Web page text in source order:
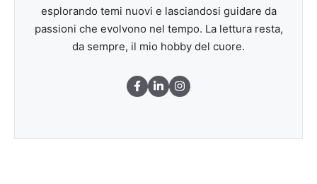
esplorando temi nuovi e lasciandosi guidare da
passioni che evolvono nel tempo. La lettura resta,
da sempre, il mio hobby del cuore.